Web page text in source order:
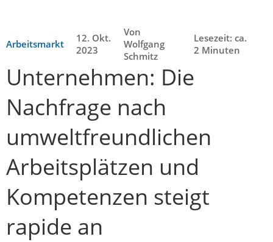
Arbeitsmarkt
12. Okt.
2023
Von
Wolfgang
Schmitz
Lesezeit: ca.
2 Minuten
Unternehmen: Die
Nachfrage nach
umweltfreundlichen
Arbeitsplätzen und
Kompetenzen steigt
rapide an